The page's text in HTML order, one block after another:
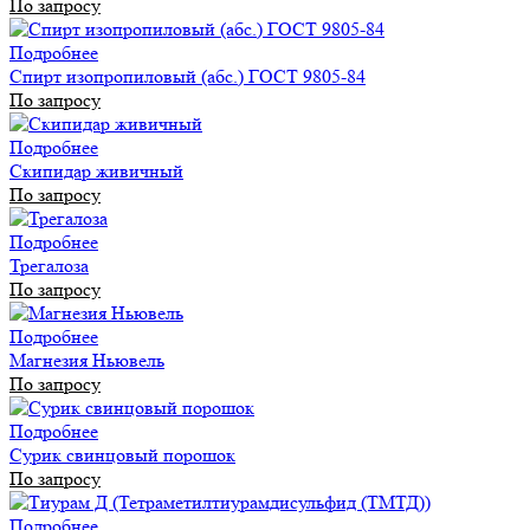
По запросу
Подробнее
Спирт изопропиловый (абс.) ГОСТ 9805-84
По запросу
Подробнее
Скипидар живичный
По запросу
Подробнее
Трегалоза
По запросу
Подробнее
Магнезия Ньювель
По запросу
Подробнее
Сурик свинцовый порошок
По запросу